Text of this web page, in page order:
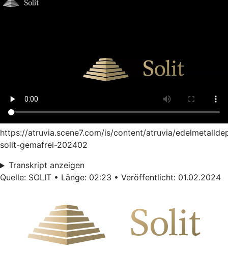
https://atruvia.scene7.com/is/content/atruvia/
solit-gemafrei-202402
Transkript anzeigen
Quelle: SOLIT • Länge: 02:23 • Veröffentlicht: 01.02.2024